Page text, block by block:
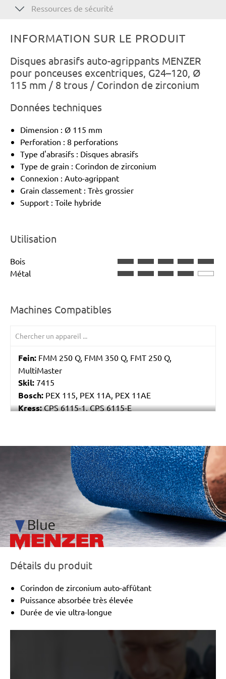
Ressources de sécurité
INFORMATION SUR LE PRODUIT
Disques abrasifs auto-agrippants MENZER
pour ponceuses excentriques, G24–120, Ø
115 mm / 8 trous / Corindon de zirconium
Données techniques
Dimension : Ø 115 mm
Perforation : 8 perforations
Type d'abrasifs : Disques abrasifs
Type de grain : Corindon de zirconium
Connexion : Auto-agrippant
Grain classement : Très grossier
Support : Toile hybride
Utilisation
Bois
Métal
Machines Compatibles
Fein: FMM 250 Q, FMM 350 Q, FMT 250 Q,
MultiMaster
Skil: 7415
Bosch: PEX 115, PEX 11A, PEX 11AE
Kress:CPS 6115-1, CPS 6115-E
Peugeot:PAE 115
/marketing/parallax/menzer/parallax_logos/
Détails du produit
Corindon de zirconium auto-affûtant
Puissance absorbée très élevée
Durée de vie ultra-longue